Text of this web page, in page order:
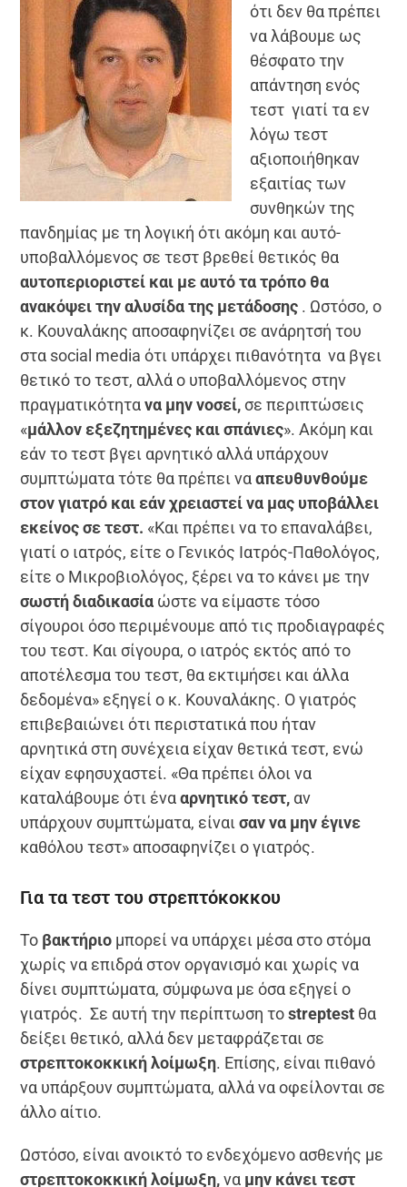
ότι δεν θα πρέπει
να λάβουμε ως
θέσφατο την
απάντηση ενός
τεστ γιατί τα εν
λόγω τεστ
αξιοποιήθηκαν
εξαιτίας των
συνθηκών της
πανδημίας με τη λογική ότι ακόμη και αυτό-
υποβαλλόμενος σε τεστ βρεθεί θετικός θα
αυτοπεριοριστεί και με αυτό τα τρόπο θα
ανακόψει την αλυσίδα της μετάδοσης . Ωστόσο, ο
κ. Κουναλάκης αποσαφηνίζει σε ανάρητσή του
στα social media ότι υπάρχει πιθανότητα να βγει
θετικό το τεστ, αλλά ο υποβαλλόμενος στην
πραγματικότητανα μην νοσεί, σε περιπτώσεις
«μάλλον εξεζητημένες και σπάνιες». Ακόμη και
εάν το τεστ βγει αρνητικό αλλά υπάρχουν
συμπτώματα τότε θα πρέπει νααπευθυνθούμε
στον γιατρό και εάν χρειαστεί να μας υποβάλλει
εκείνος σε τεστ. «Και πρέπει να το επαναλάβει,
γιατί ο ιατρός, είτε ο Γενικός Ιατρός-Παθολόγος,
είτε ο Μικροβιολόγος, ξέρει να το κάνει με την
σωστή διαδικασία ώστε να είμαστε τόσο
σίγουροι όσο περιμένουμε από τις προδιαγραφές
του τεστ. Και σίγουρα, ο ιατρός εκτός από το
αποτέλεσμα του τεστ, θα εκτιμήσει και άλλα
δεδομένα» εξηγεί ο κ. Κουναλάκης. Ο γιατρός
επιβεβαιώνει ότι περιστατικά που ήταν
αρνητικά στη συνέχεια είχαν θετικά τεστ, ενώ
είχαν εφησυχαστεί. «Θα πρέπει όλοι να
καταλάβουμε ότι ένααρνητικό τεστ, αν
υπάρχουν συμπτώματα, είναισαν να μην έγινε
καθόλου τεστ» αποσαφηνίζει ο γιατρός.
Για τα τεστ του στρεπτόκοκκου
Το βακτήριο μπορεί να υπάρχει μέσα στο στόμα
χωρίς να επιδρά στον οργανισμό και χωρίς να
δίνει συμπτώματα, σύμφωνα με όσα εξηγεί ο
γιατρός. Σε αυτή την περίπτωση τοstreptest θα
δείξει θετικό, αλλά δεν μεταφράζεται σε
στρεπτοκοκκική λοίμωξη. Επίσης, είναι πιθανό
να υπάρξουν συμπτώματα, αλλά να οφείλονται σε
άλλο αίτιο.
Ωστόσο, είναι ανοικτό το ενδεχόμενο ασθενής με
στρεπτοκοκκική λοίμωξη,να μην κάνει τεστ